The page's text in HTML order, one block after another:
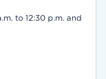
to 12:30 p.m. and